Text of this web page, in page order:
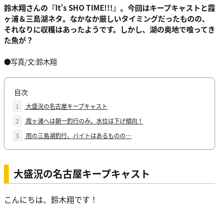
鈴木翔さんの『It’s SHO TIME!!!』。今回はキープキャストと霞
ヶ浦＆三島湖ネタ。なかなか厳しいタイミングだったものの、
それなりに収穫はあったようです。しかし、湖の奥地で喰ってき
た魚が？
●写真/文:鈴木翔
目次
1
大盛況の名古屋キープキャスト
2
霞ヶ浦へは朝一釣行のみ。水位は下げ傾向！
3
雨の三島湖釣行、バイトはあるものの…
大盛況の名古屋キープキャスト
こんにちは、鈴木翔です！